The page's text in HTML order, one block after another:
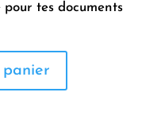
tes documents